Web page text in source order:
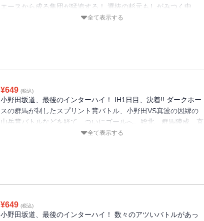
エースから成る集団が猛追する！ 選抜の杉元もしがみつく中、
群馬や京都、箱根学園がしかける!! ゴール直前のテクニカルな折
全て表示する
¥649 (税込)
小野田坂道、最後のインターハイ！ IH1日目、決着!! ダークホー
スの群馬が制したスプリント賞バトル、小野田VS真波の因縁の
山岳賞バトルなどを経て、ついにゴールへ。総北、群馬陵成、京
都伏見、箱根学園の4校それぞれのチームを背負った「エース」
全て表示する
¥649 (税込)
小野田坂道、最後のインターハイ！ 数々のアツいバトルがあっ